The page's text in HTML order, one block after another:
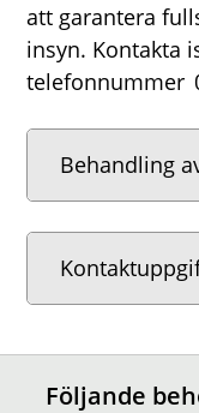
att garantera
insyn. Kontakta
telefonnummer
Behandling
Följande